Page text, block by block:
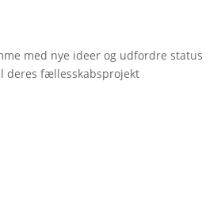
med nye ideer og udfordre status
deres fællesskabsprojekt